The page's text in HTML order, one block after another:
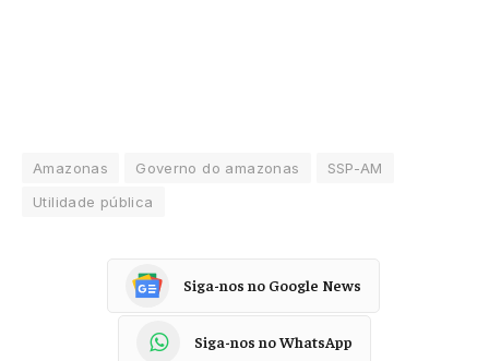
Amazonas Governo do amazonas
SSP-AM
Utilidade pública
Siga-nos no Google News
Siga-nos no WhatsApp